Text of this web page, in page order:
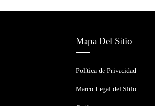
Mapa Del Sitio
Política de Privacidad
Marco Legal del Sitio